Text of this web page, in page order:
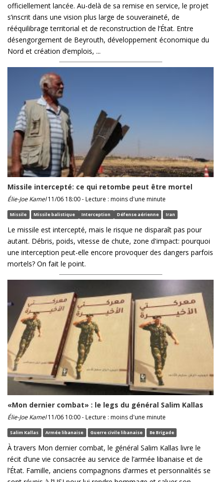
officiellement lancée. Au-delà de sa remise en service, le projet
s’inscrit dans une vision plus large de souveraineté, de
rééquilibrage territorial et de reconstruction de l’État. Entre
désengorgement de Beyrouth, développement économique du
Nord et création d’emplois, ...
Missile intercepté: ce qui retombe peut être mortel
Élie-Joe Kamel11/06 18:00 - Lecture : moins d'une minute
Missile Missile balistique Interception Défense aérienne Iran
Le missile est intercepté, mais le risque ne disparaît pas pour
autant. Débris, poids, vitesse de chute, zone d'impact: pourquoi
une interception peut-elle encore provoquer des dangers parfois
mortels? On fait le point.
«Mon dernier combat» : le legs du général Salim Kallas
Élie-Joe Kamel11/06 10:00 - Lecture : moins d'une minute
Salim Kallas Armée libanaise Guerre civile libanaise 8e Brigade
À travers Mon dernier combat, le général Salim Kallas livre le
récit d’une vie consacrée au service de l’armée libanaise et de
l’État. Famille, anciens compagnons d’armes et personnalités se